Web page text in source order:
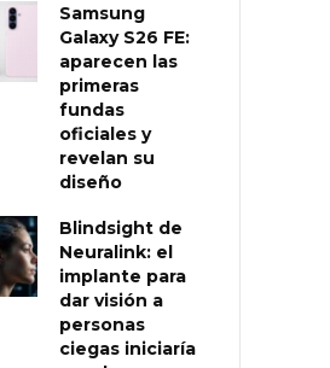
Samsung
Galaxy S26 FE:
aparecen las
primeras
fundas
oficiales y
revelan su
diseño
Blindsight de
Neuralink: el
implante para
dar visión a
personas
ciegas iniciaría